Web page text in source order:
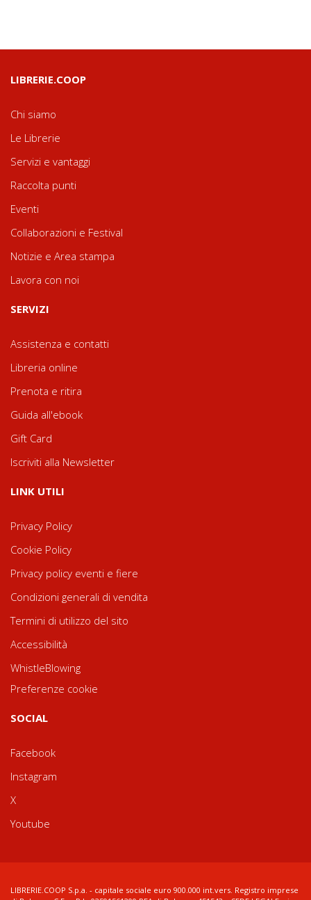
LIBRERIE.COOP
Chi siamo
Le Librerie
Servizi e vantaggi
Raccolta punti
Eventi
Collaborazioni e Festival
Notizie e Area stampa
Lavora con noi
SERVIZI
Assistenza e contatti
Libreria online
Prenota e ritira
Guida all'ebook
Gift Card
Iscriviti alla Newsletter
LINK UTILI
Privacy Policy
Cookie Policy
Privacy policy eventi e fiere
Condizioni generali di vendita
Termini di utilizzo del sito
Accessibilità
WhistleBlowing
Preferenze cookie
SOCIAL
Facebook
Instagram
X
Youtube
LIBRERIE.COOP S.p.a. - capitale sociale euro 900.000 int.vers. Registro imprese